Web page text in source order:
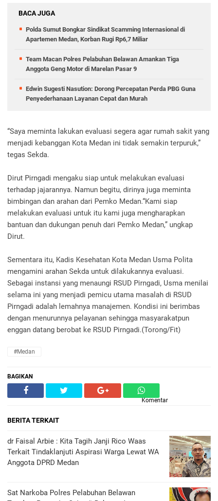
BACA JUGA
Polda Sumut Bongkar Sindikat Scamming Internasional di
Apartemen Medan, Korban Rugi Rp6,7 Miliar
Team Macan Polres Pelabuhan Belawan Amankan Tiga
Anggota Geng Motor di Marelan Pasar 9
Edwin Sugesti Nasution: Dorong Percepatan Perda PBG Guna
Penyederhanaan Layanan Cepat dan Murah
“Saya meminta lakukan evaluasi segera agar rumah sakit yang
menjadi kebanggan Kota Medan ini tidak semakin terpuruk,”
tegas Sekda.
Dirut Pirngadi mengaku siap untuk melakukan evaluasi
terhadap jajarannya. Namun begitu, dirinya juga meminta
bimbingan dan arahan dari Pemko Medan.“Kami siap
melakukan evaluasi untuk itu kami juga mengharapkan
bantuan dan dukungan penuh dari Pemko Medan,” ungkap
Dirut.
Sementara itu, Kadis Kesehatan Kota Medan Usma Polita
mengamini arahan Sekda untuk dilakukannya evaluasi.
Sebagai instansi yang menaungi RSUD Pirngadi, Usma menilai
selama ini yang menjadi pemicu utama masalah di RSUD
Pirngadi adalah lemahnya manajemen. Kondisi ini berimbas
dengan menurunnya pelayanan sehingga masyarakatpun
enggan datang berobat ke RSUD Pirngadi.(Torong/Fit)
#Medan
BAGIKAN
Komentar
BERITA TERKAIT
dr Faisal Arbie : Kita Tagih Janji Rico Waas
Terkait Tindaklanjuti Aspirasi Warga Lewat WA
Anggota DPRD Medan
Sat Narkoba Polres Pelabuhan Belawan